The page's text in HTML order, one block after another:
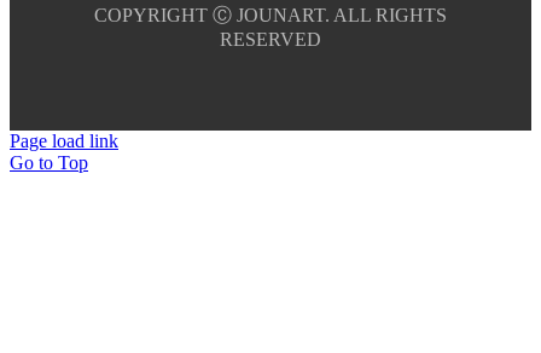
COPYRIGHT Ⓒ JOUNART. ALL RIGHTS
RESERVED
Page load link
Go to Top